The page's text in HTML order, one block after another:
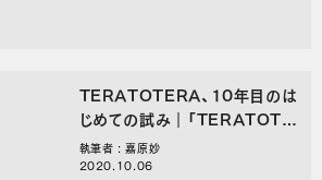
TERATOTERA、10年目のは
じめての試み｜「TERATOTE
RA祭り2020 Collective 〜
共生の次代〜」
執筆者 : 嘉原妙
2020.10.06